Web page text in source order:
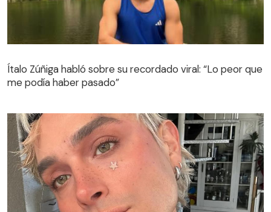
Ítalo Zúñiga habló sobre su recordado viral: “Lo peor que
me podía haber pasado”